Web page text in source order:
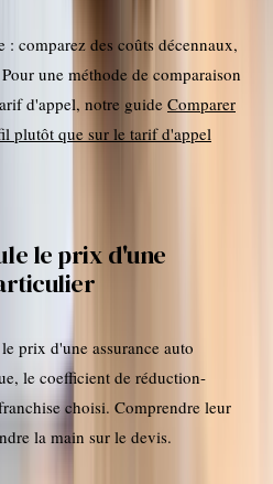
: comparez des coûts décennaux,
une méthode de comparaison
d'appel, notre guide Comparer
plutôt que sur le tarif d'appel
le prix d'une
prix d'une assurance auto
le coefficient de réduction-
choisi. Comprendre leur
la main sur le devis.